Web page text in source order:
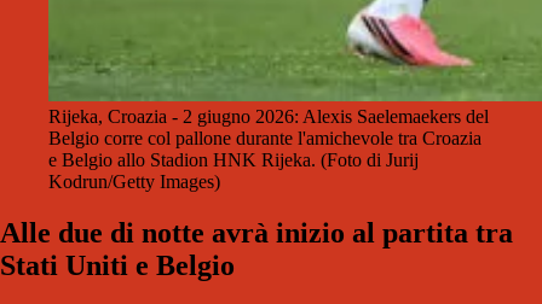
Rijeka, Croazia - 2 giugno 2026: Alexis Saelemaekers del
Belgio corre col pallone durante l'amichevole tra Croazia
e Belgio allo Stadion HNK Rijeka. (Foto di Jurij
Kodrun/Getty Images)
Alle due di notte avrà inizio al partita tra
Stati Uniti e Belgio